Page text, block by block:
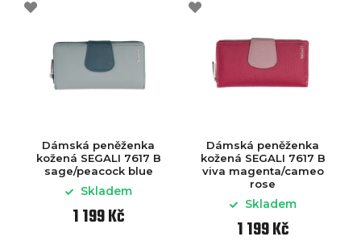
Dámská peněženka
kožená SEGALI 7617 B
sage/peacock blue
Skladem
1 199 Kč
Dámská peněženka
kožená SEGALI 7617 B
viva magenta/cameo
rose
Skladem
1 199 Kč